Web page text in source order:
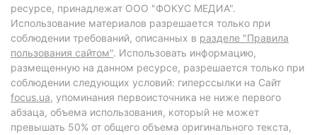
ресурсе, принадлежат ООО "ФОКУС МЕДИА".
Использование материалов разрешается только при
соблюдении требований, описанных в разделе "Правила
пользования сайтом". Использовать информацию,
размещенную на данном ресурсе, разрешается только при
соблюдении следующих условий: гиперссылки на Сайт
focus.ua, упоминания первоисточника не ниже первого
абзаца, объема использования, который не может
превышать 50% от общего объема оригинального текста,